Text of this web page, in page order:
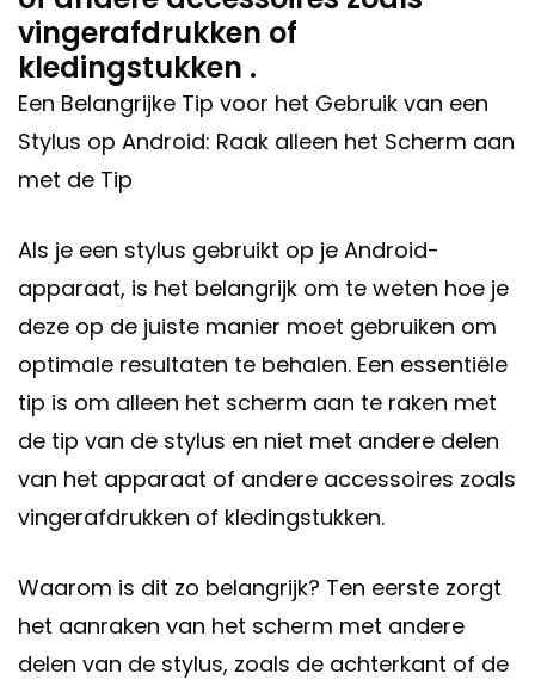
vingerafdrukken of
kledingstukken .
Een Belangrijke Tip voor het Gebruik van een
Stylus op Android: Raak alleen het Scherm aan
met de Tip
Als je een stylus gebruikt op je Android-
apparaat, is het belangrijk om te weten hoe je
deze op de juiste manier moet gebruiken om
optimale resultaten te behalen. Een essentiële
tip is om alleen het scherm aan te raken met
de tip van de stylus en niet met andere delen
van het apparaat of andere accessoires zoals
vingerafdrukken of kledingstukken.
Waarom is dit zo belangrijk? Ten eerste zorgt
het aanraken van het scherm met andere
delen van de stylus, zoals de achterkant of de